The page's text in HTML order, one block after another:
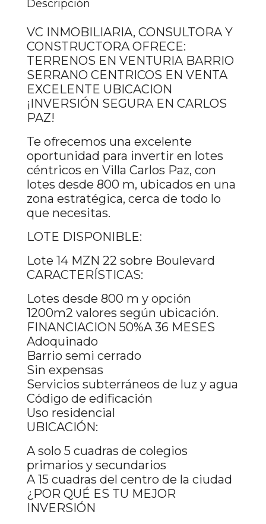
Descripción
VC INMOBILIARIA, CONSULTORA Y
CONSTRUCTORA OFRECE:
TERRENOS EN VENTURIA BARRIO
SERRANO CENTRICOS EN VENTA
EXCELENTE UBICACION
¡INVERSIÓN SEGURA EN CARLOS
PAZ!
Te ofrecemos una excelente
oportunidad para invertir en lotes
céntricos en Villa Carlos Paz, con
lotes desde 800 m, ubicados en una
zona estratégica, cerca de todo lo
que necesitas.
LOTE DISPONIBLE:
Lote 14 MZN 22 sobre Boulevard
CARACTERÍSTICAS:
Lotes desde 800 m y opción
1200m2 valores según ubicación.
FINANCIACION 50%A 36 MESES
Adoquinado
Barrio semi cerrado
Sin expensas
Servicios subterráneos de luz y agua
Código de edificación
Uso residencial
UBICACIÓN:
A solo 5 cuadras de colegios
primarios y secundarios
A 15 cuadras del centro de la ciudad
¿POR QUÉ ES TU MEJOR
INVERSIÓN